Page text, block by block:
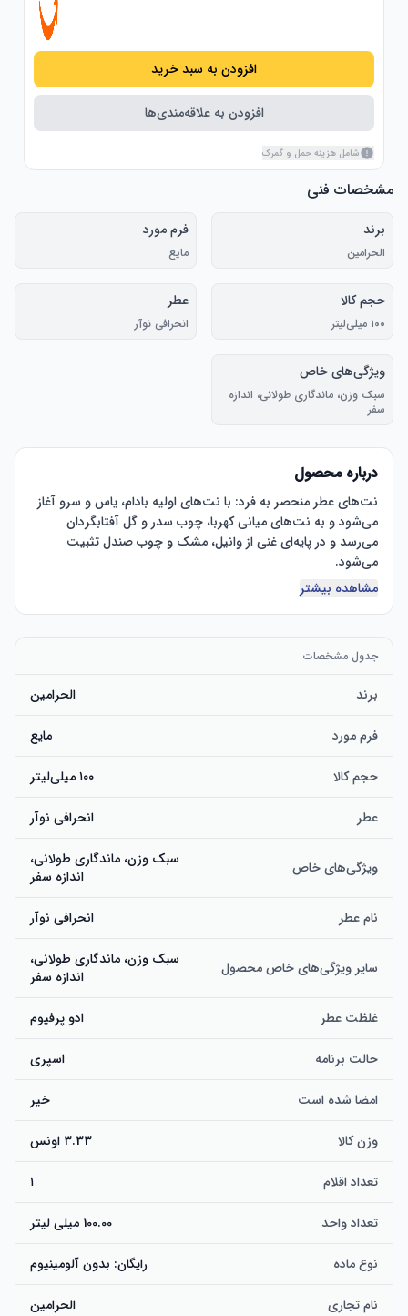
افزودن به سبد خرید
افزودن به علاقه‌مندی‌ها
شامل هزینه حمل و گمرک
مشخصات فنی
برند
الحرامین
فرم مورد
مایع
حجم کالا
۱۰۰ میلی‌لیتر
عطر
انحرافی نوآر
ویژگی‌های خاص
سبک وزن، ماندگاری طولانی، اندازه
سفر
درباره محصول
خانم‌ها طراحی شده است، مکمل هر موقعیتی، از گردش‌های
انتخاب عالی برای هدیه: این عطر با بطری زیبا، هدیه‌ای ایده‌آل برای
دارد.
مشاهده بیشتر
جدول مشخصات
برند الحرامین
فرم مورد مایع
حجم کالا ۱۰۰ میلی‌لیتر
عطر انحرافی نوآر
ویژگی‌های خاص
سبک وزن، ماندگاری طولانی،
اندازه سفر
نام عطر انحرافی نوآر
سایر ویژگی‌های خاص محصول
سبک وزن، ماندگاری طولانی،
اندازه سفر
غلظت عطر ادو پرفیوم
حالت برنامه اسپری
امضا شده است خیر
وزن کالا 3.33 اونس
تعداد اقلام ۱
تعداد واحد 100.00 میلی لیتر
نوع ماده رایگان: بدون آلومینیوم
نام تجاری الحرامین